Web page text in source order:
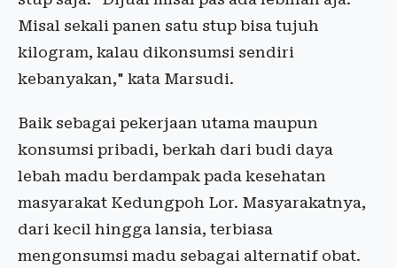
Misal sekali panen satu stup bisa tujuh
kilogram, kalau dikonsumsi sendiri
kebanyakan," kata Marsudi.
Baik sebagai pekerjaan utama maupun
konsumsi pribadi, berkah dari budi daya
lebah madu berdampak pada kesehatan
masyarakat Kedungpoh Lor. Masyarakatnya,
dari kecil hingga lansia, terbiasa
mengonsumsi madu sebagai alternatif obat.